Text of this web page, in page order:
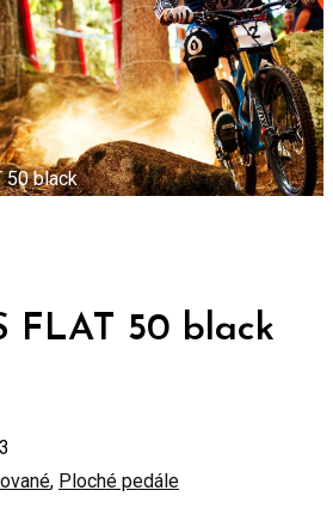
50 black
FLAT 50 black
, Ploché pedále